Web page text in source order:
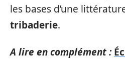
les bases d’une
tribaderie.
A lire en complément :